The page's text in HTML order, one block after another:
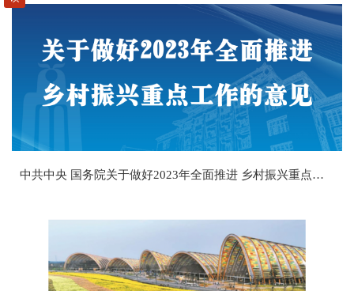
中共中央 国务院关于做好2023年全面推进 乡村振兴重点工作的意见